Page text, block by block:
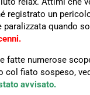
un
quando
fatte numerose
fiato sospeso,
avvisato.